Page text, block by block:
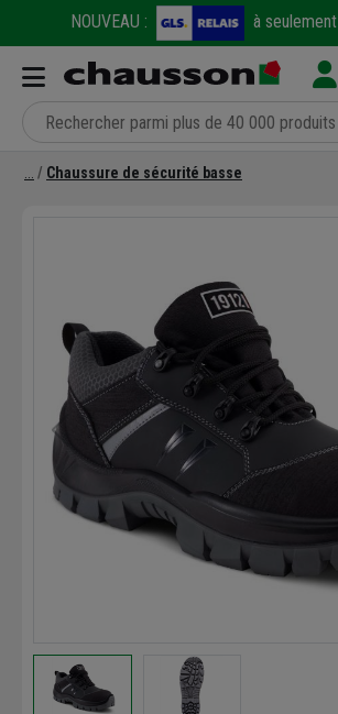
NOUVEAU : à seulement
Chaussure de sécurité basse